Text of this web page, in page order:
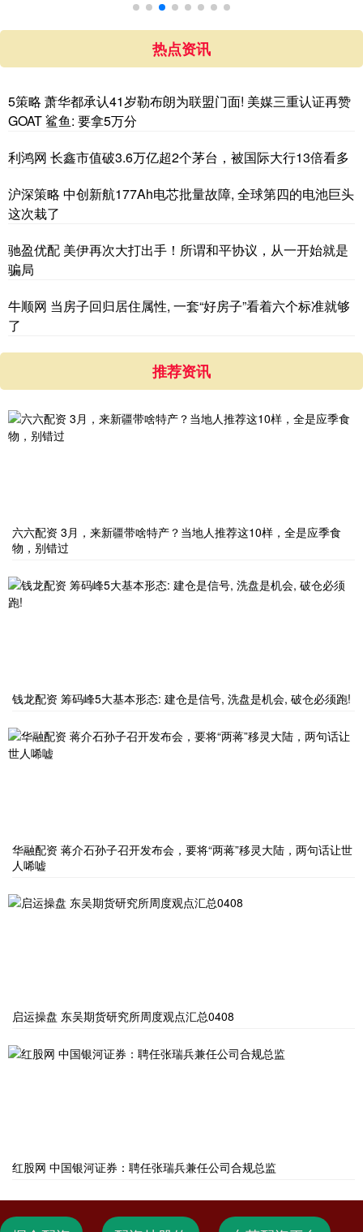
热点资讯
5策略 萧华都承认41岁勒布朗为联盟门面! 美媒三重认证再赞
GOAT 鲨鱼: 要拿5万分
利鸿网 长鑫市值破3.6万亿超2个茅台，被国际大行13倍看多
沪深策略 中创新航177Ah电芯批量故障, 全球第四的电池巨头
这次栽了
驰盈优配 美伊再次大打出手！所谓和平协议，从一开始就是
骗局
牛顺网 当房子回归居住属性, 一套“好房子”看着六个标准就够
了
推荐资讯
六六配资 3月，来新疆带啥特产？当地人推荐这10样，全是应季食
物，别错过
钱龙配资 筹码峰5大基本形态: 建仓是信号, 洗盘是机会, 破仓必须跑!
华融配资 蒋介石孙子召开发布会，要将“两蒋”移灵大陆，两句话让世
人唏嘘
启运操盘 东吴期货研究所周度观点汇总0408
红股网 中国银河证券：聘任张瑞兵兼任公司合规总监